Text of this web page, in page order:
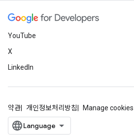
YouTube
X
LinkedIn
약관 개인정보처리방침 Manage cookies